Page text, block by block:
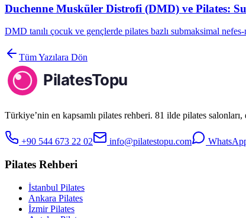
Duchenne Musküler Distrofi (DMD) ve Pilates:
DMD tanılı çocuk ve gençlerde pilates bazlı submaksimal
Tüm Yazılara Dön
Türkiye’nin en kapsamlı pilates rehberi. 81 ilde pilates
+90 544 673 22 02 info@pilatestopu.com
Pilates Rehberi
İstanbul Pilates
Ankara Pilates
İzmir Pilates